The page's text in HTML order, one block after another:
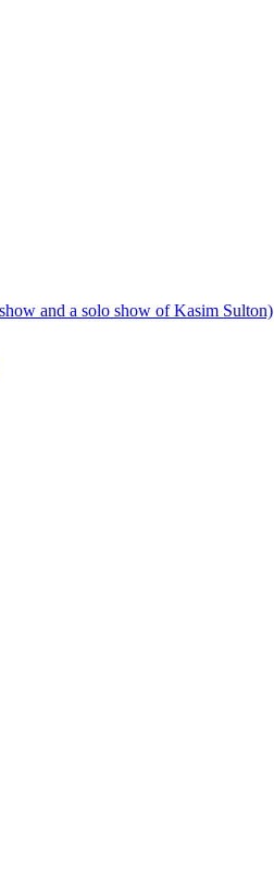
and a solo show of Kasim Sulton)